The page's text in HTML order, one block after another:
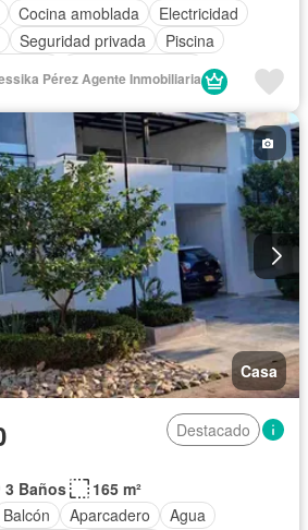
Cocina amoblada
Electricidad
Seguridad privada
Piscina
Pérez Agente Inmobiliaria
Casa
Destacado
3 Baños
165 m²
Balcón Aparcadero
Agua